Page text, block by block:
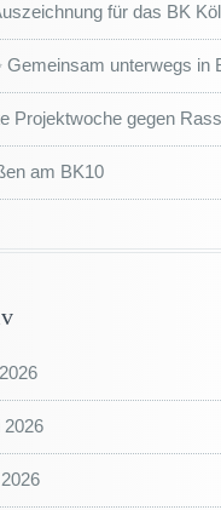
für das BK
unterwegs in
Projektwoche gegen
am BK10
2026